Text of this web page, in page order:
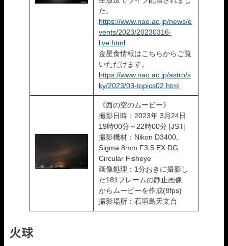
た。
https://www.nao.ac.jp/news/e
vents/2023/20230316-
live.html
金星食情報はこちらからご覧
いただけます。
https://www.nao.ac.jp/astro/s
ky/2023/03-topics02.html
《西の空のムービー》
撮影日時：2023年 3月24日
19時00分～22時00分 [JST]
撮影機材：Nikon D3400,
Sigma 8mm F3.5 EX DG
Circular Fisheye
画像処理：1分おきに撮影し
た181フレームの静止画像
からムービーを作成(8fps)
撮影場所：石垣島天文台
火球